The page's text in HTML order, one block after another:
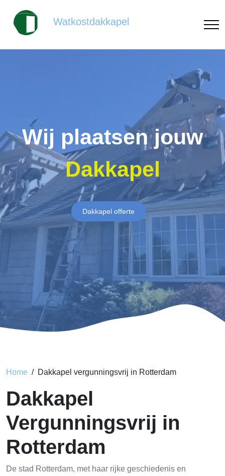
Watkostdakkapel
Wij plaatsen jouw
Dakkapel
Dakkapel offerte
Home Dakkapel vergunningsvrij in Rotterdam
Dakkapel
Vergunningsvrij in
Rotterdam
De stad Rotterdam, met haar rijke geschiedenis en